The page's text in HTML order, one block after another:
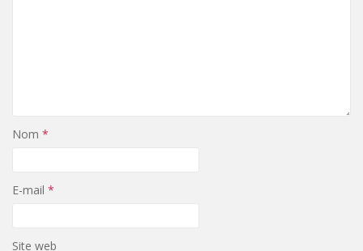
Nom *
E-mail *
Site web